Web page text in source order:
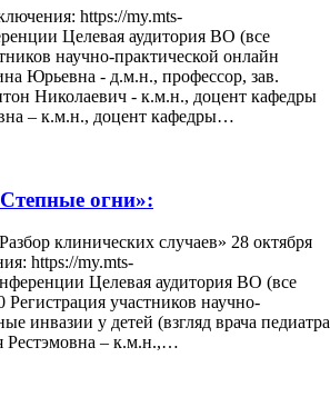
https://my.mts-
Целевая аудитория ВО (все
научно-практической онлайн
Юрьевна - д.м.н., профессор, зав.
Николаевич - к.м.н., доцент кафедры
– к.м.н., доцент кафедры…
огни»:
клинических случаев» 28 октября
https://my.mts-
Целевая аудитория ВО (все
участников научно-
инвазии у детей (взгляд врача педиатра
Рестэмовна – к.м.н.,…